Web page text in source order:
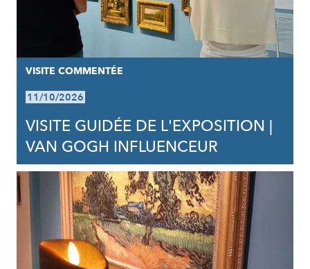
VISITE COMMENTÉE
11/10/2026
VISITE GUIDÉE DE L'EXPOSITION |
VAN GOGH INFLUENCEUR